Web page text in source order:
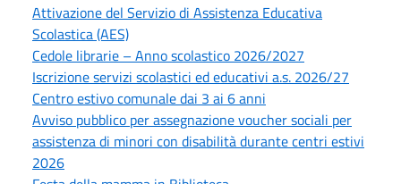
Attivazione del Servizio di Assistenza Educativa
Scolastica (AES)
Cedole librarie – Anno scolastico 2026/2027
Iscrizione servizi scolastici ed educativi a.s. 2026/27
Centro estivo comunale dai 3 ai 6 anni
Avviso pubblico per assegnazione voucher sociali per
assistenza di minori con disabilità durante centri estivi
2026